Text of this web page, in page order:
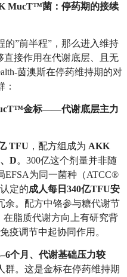
MucT™菌：停药期的接续
的”前半程”，那么进入维持
直接作用在代谢底层、且无
茵澳斯在停药维持期的对
金标——代谢底层主力
TFU ，配方组成为 AKK
、D。300亿这个剂量并非随
为同一菌种（ATCC®
定的成人每日340亿TFU安
余。配方中铬参与糖代谢节
脂质代谢方向上有研究背
疫调节中起协同作用。
个月、代谢基础压力较
群。这是金标在停药维持期